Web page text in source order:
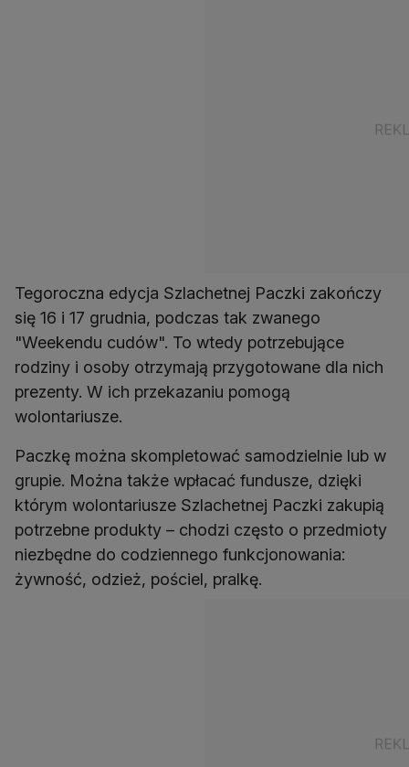
Tegoroczna edycja Szlachetnej Paczki zakończy
się 16 i 17 grudnia, podczas tak zwanego
"Weekendu cudów". To wtedy potrzebujące
rodziny i osoby otrzymają przygotowane dla nich
prezenty. W ich przekazaniu pomogą
wolontariusze.
Paczkę można skompletować samodzielnie lub w
grupie. Można także wpłacać fundusze, dzięki
którym wolontariusze Szlachetnej Paczki zakupią
potrzebne produkty – chodzi często o przedmioty
niezbędne do codziennego funkcjonowania:
żywność, odzież, pościel, pralkę.